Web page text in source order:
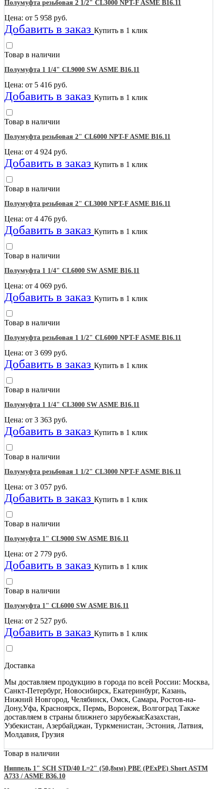
Полумуфта резьбовая 2 1/2" CL3000 NPT-F ASME B16.11
Цена: от 5 958 руб.
Добавить в заказ Купить в 1 клик
Товар в наличии
Полумуфта 1 1/4" CL9000 SW ASME B16.11
Цена: от 5 416 руб.
Добавить в заказ Купить в 1 клик
Товар в наличии
Полумуфта резьбовая 2" CL6000 NPT-F ASME B16.11
Цена: от 4 924 руб.
Добавить в заказ Купить в 1 клик
Товар в наличии
Полумуфта резьбовая 2" CL3000 NPT-F ASME B16.11
Цена: от 4 476 руб.
Добавить в заказ Купить в 1 клик
Товар в наличии
Полумуфта 1 1/4" CL6000 SW ASME B16.11
Цена: от 4 069 руб.
Добавить в заказ Купить в 1 клик
Товар в наличии
Полумуфта резьбовая 1 1/2" CL6000 NPT-F ASME B16.11
Цена: от 3 699 руб.
Добавить в заказ Купить в 1 клик
Товар в наличии
Полумуфта 1 1/4" CL3000 SW ASME B16.11
Цена: от 3 363 руб.
Добавить в заказ Купить в 1 клик
Товар в наличии
Полумуфта резьбовая 1 1/2" CL3000 NPT-F ASME B16.11
Цена: от 3 057 руб.
Добавить в заказ Купить в 1 клик
Товар в наличии
Полумуфта 1" CL9000 SW ASME B16.11
Цена: от 2 779 руб.
Добавить в заказ Купить в 1 клик
Товар в наличии
Полумуфта 1" CL6000 SW ASME B16.11
Цена: от 2 527 руб.
Добавить в заказ Купить в 1 клик
Доставка
Мы доставляем продукцию в города по всей России: Москва,
Санкт-Петербург, Новосибирск, Екатеринбург, Казань,
Нижний Новгород, Челябинск, Омск, Самара, Ростов-на-
Дону,Уфа, Красноярск, Пермь, Воронеж, Волгоград Также
доставляем в страны ближнего зарубежья:Казахстан,
Узбекистан, Азербайджан, Туркменистан, Эстония, Латвия,
Молдавия, Грузия
Товар в наличии
Ниппель 1" SCH STD/40 L=2" (50,8мм) PBE (PEхPE) Short ASTM
A733 / ASME B36.10